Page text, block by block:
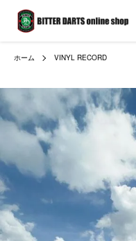
ホーム VINYL RECORD